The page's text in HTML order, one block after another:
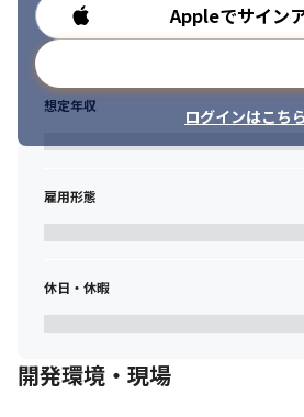
Appleでサイン
ログインはこちら
勤務時間
想定年収
雇用形態
休日・休暇
開発環境・現場